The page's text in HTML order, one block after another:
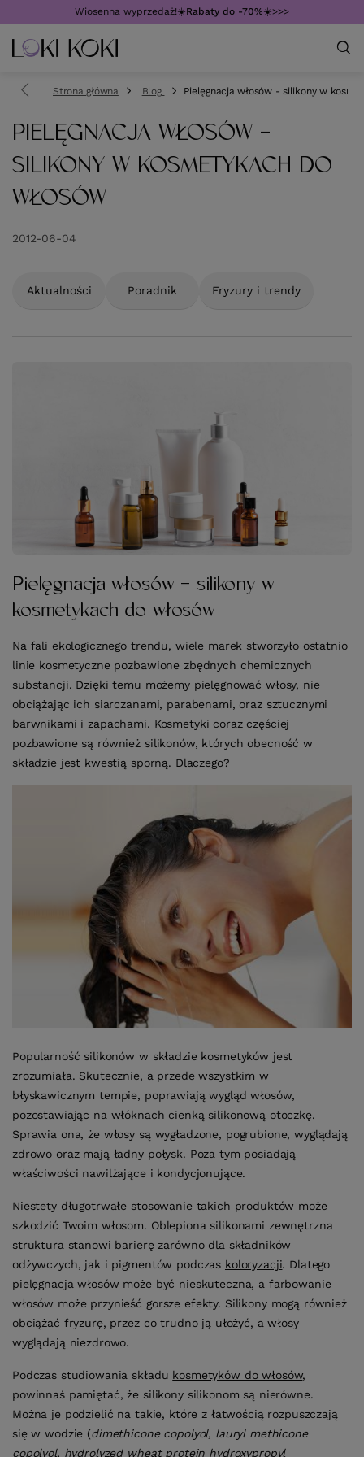
Wiosenna wyprzedaż!☀️Rabaty do -70%☀️>>>
Strona główna Blog Pielęgnacja włosów - silikony w
PIELĘGNACJA WŁOSÓW -
SILIKONY W KOSMETYKACH DO
WŁOSÓW
2012-06-04
Aktualności Poradnik Fryzury i trendy
Pielęgnacja włosów - silikony w
kosmetykach do włosów
Na fali ekologicznego trendu, wiele marek stworzyło ostatnio
linie kosmetyczne pozbawione zbędnych chemicznych
substancji. Dzięki temu możemy pielęgnować włosy, nie
obciążając ich siarczanami, parabenami, oraz sztucznymi
barwnikami i zapachami. Kosmetyki coraz częściej
pozbawione są również silikonów, których obecność w
składzie jest kwestią sporną. Dlaczego?
Popularność silikonów w składzie kosmetyków jest
zrozumiała. Skutecznie, a przede wszystkim w
błyskawicznym tempie, poprawiają wygląd włosów,
pozostawiając na włóknach cienką silikonową otoczkę.
Sprawia ona, że włosy są wygładzone, pogrubione, wyglądają
zdrowo oraz mają ładny połysk. Poza tym posiadają
właściwości nawilżające i kondycjonujące.
Niestety długotrwałe stosowanie takich produktów może
szkodzić Twoim włosom. Oblepiona silikonami zewnętrzna
struktura stanowi barierę zarówno dla składników
odżywczych, jak i pigmentów podczas koloryzacji. Dlatego
pielęgnacja włosów może być nieskuteczna, a farbowanie
włosów może przynieść gorsze efekty. Silikony mogą również
obciążać fryzurę, przez co trudno ją ułożyć, a włosy
wyglądają niezdrowo.
Podczas studiowania składu kosmetyków do włosów,
powinnaś pamiętać, że silikony silikonom są nierówne.
Można je podzielić na takie, które z łatwością rozpuszczają
się w wodzie (dimethicone copolyol, lauryl methicone
copolyol, hydrolyzed wheat protein hydroxypropyl